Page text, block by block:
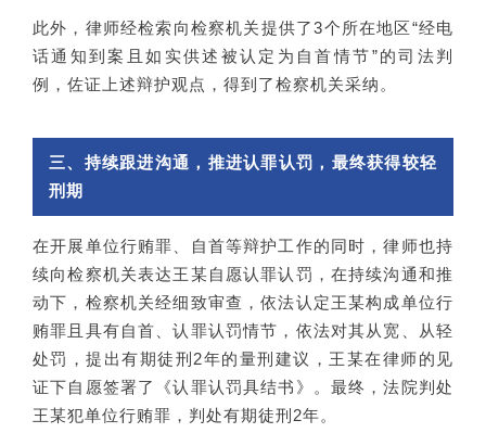
此外，律师经检索向检察机关提供了3个所在地区“经电
话通知到案且如实供述被认定为自首情节”的司法判
例，佐证上述辩护观点，得到了检察机关采纳。
三、持续跟进沟通，推进认罪认罚，最终获得较轻
刑期
在开展单位行贿罪、自首等辩护工作的同时，律师也持
续向检察机关表达王某自愿认罪认罚，在持续沟通和推
动下，检察机关经细致审查，依法认定王某构成单位行
贿罪且具有自首、认罪认罚情节，依法对其从宽、从轻
处罚，提出有期徒刑2年的量刑建议，王某在律师的见
证下自愿签署了《认罪认罚具结书》。最终，法院判处
王某犯单位行贿罪，判处有期徒刑2年。